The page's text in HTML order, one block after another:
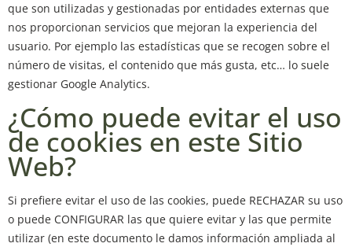
que son utilizadas y gestionadas por entidades externas que
nos proporcionan servicios que mejoran la experiencia del
usuario. Por ejemplo las estadísticas que se recogen sobre el
número de visitas, el contenido que más gusta, etc… lo suele
gestionar Google Analytics.
¿Cómo puede evitar el uso
de cookies en este Sitio
Web?
Si prefiere evitar el uso de las cookies, puede RECHAZAR su uso
o puede CONFIGURAR las que quiere evitar y las que permite
utilizar (en este documento le damos información ampliada al